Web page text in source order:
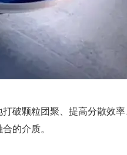
破颗粒团聚、提高分散效
的介质。